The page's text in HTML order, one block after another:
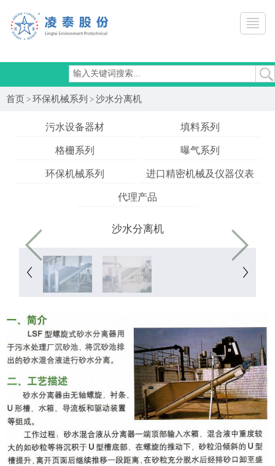
首页 > 环保机械系列 > 沙水分离机
污水设备器材 填料系列
格栅系列 曝气系列
环保机械系列 进口精密机械及仪器仪表
代理产品
沙水分离机